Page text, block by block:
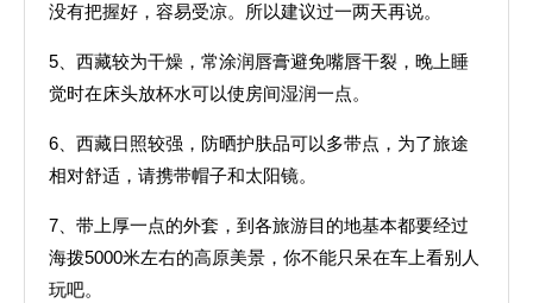
没有把握好，容易受凉。所以建议过一两天再说。
5、西藏较为干燥，常涂润唇膏避免嘴唇干裂，晚上睡
觉时在床头放杯水可以使房间湿润一点。
6、西藏日照较强，防晒护肤品可以多带点，为了旅途
相对舒适，请携带帽子和太阳镜。
7、带上厚一点的外套，到各旅游目的地基本都要经过
海拨5000米左右的高原美景，你不能只呆在车上看别人
玩吧。